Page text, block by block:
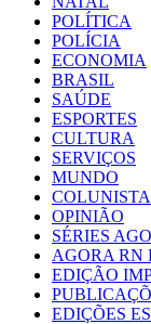
POLÍTICA
POLÍCIA
ECONOMIA
BRASIL
SAÚDE
ESPORTES
CULTURA
SERVIÇOS
MUNDO
OPINIÃO
SÉRIES
AGORA RN
EDIÇÃO
EDIÇÕES